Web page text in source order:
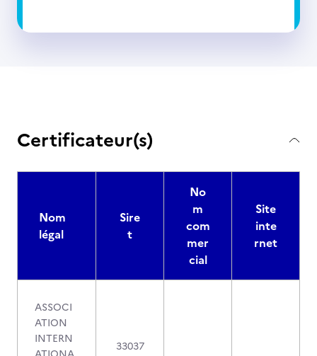
Certificateur(s)
Nom
légal
Sire
t
No
m
com
mer
cial
Site
inte
rnet
ASSOCI
ATION
INTERN
33037